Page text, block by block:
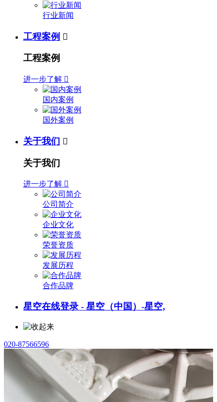
行业新闻
工程案例 
工程案例
进一步了解 
国内案例
国外案例
关于我们 
关于我们
进一步了解 
公司简介
企业文化
荣誉资质
发展历程
合作品牌
星空在线登录 - 星空（中国）-星空,
020-87566596